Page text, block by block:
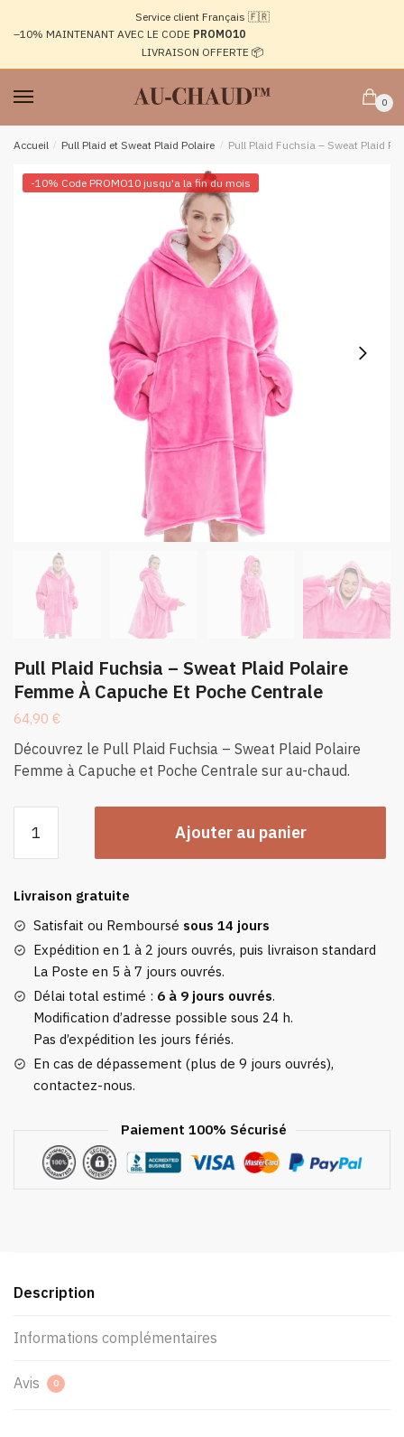
navigation
Service client Français 🇫🇷
–10% MAINTENANT AVEC LE CODE PROMO10
LIVRAISON OFFERTE 📦
0
Accueil / Pull Plaid et Sweat Plaid Polaire / Pull Plaid Fuchsia – Sweat Plaid
-10% Code PROMO10 jusqu'a la fin du mois
Pull Plaid Fuchsia – Sweat Plaid Polaire
Femme À Capuche Et Poche Centrale
64,90 €
Découvrez le Pull Plaid Fuchsia – Sweat Plaid Polaire
Femme à Capuche et Poche Centrale sur au-chaud.
Pull
Fuchsia
-
Sweat
Plaid
Polaire
Femme
Capuche
Ajouter au panier
Livraison gratuite
Satisfait ou Remboursé sous 14 jours
Expédition en 1 à 2 jours ouvrés, puis livraison standard
La Poste en 5 à 7 jours ouvrés.
Délai total estimé : 6 à 9 jours ouvrés.
Modification d’adresse possible sous 24 h.
Pas d’expédition les jours fériés.
En cas de dépassement (plus de 9 jours ouvrés),
contactez-nous.
Paiement 100% Sécurisé
Description
Informations complémentaires
Avis 0